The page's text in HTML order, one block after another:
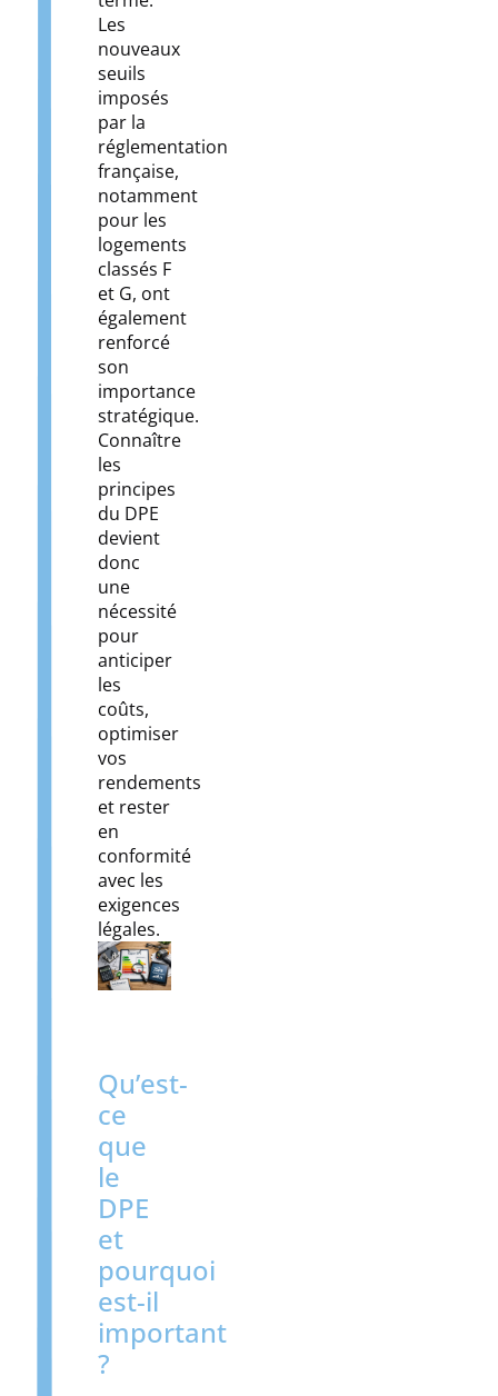
Les
nouveaux
seuils
imposés
par la
réglementation
française,
notamment
pour les
logements
classés F
et G, ont
également
renforcé
son
importance
stratégique.
Connaître
les
principes
du DPE
devient
donc
une
nécessité
pour
anticiper
les
coûts,
optimiser
vos
rendements
et rester
en
conformité
avec les
exigences
légales.
Qu’est-
ce
que
le
DPE
et
pourquoi
est-il
important
?